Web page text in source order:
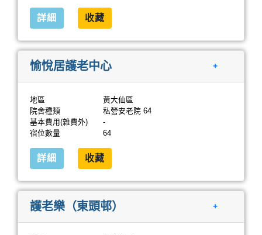
詳細 收藏
愉悅居護老中心 +
地區
黃大仙區
院舍種類
私營安老院 64
基本費用(雜費外)
-
宿位數量
64
詳細 收藏
護老樂（東頭邨） +